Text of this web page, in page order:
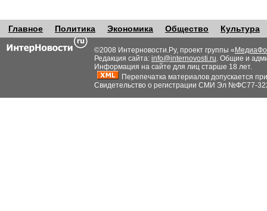
Главное Политика Экономика Общество Культура
©2008 Интерновости.Ру, проект группы «
Редакция сайта: info@internovosti.ru. Общие и
Информация на сайте для лиц старше 18 лет.
Перепечатка материалов допускается
Свидетельство о регистрации СМИ Эл №ФС77-